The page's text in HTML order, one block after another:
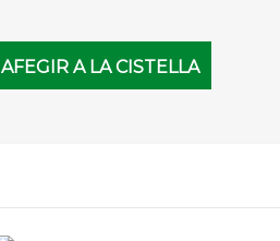
AFEGIR A LA CISTELLA